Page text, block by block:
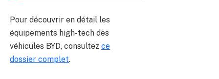
Pour découvrir en détail les
équipements high-tech des
véhicules BYD, consultez ce
dossier complet.